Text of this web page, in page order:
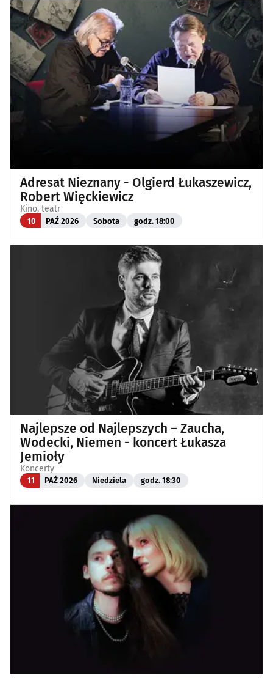
Adresat Nieznany - Olgierd Łukaszewicz,
Robert Więckiewicz
Kino, teatr
10 PAŹ 2026 Sobota godz. 18:00
Najlepsze od Najlepszych – Zaucha,
Wodecki, Niemen - koncert Łukasza
Jemioły
Koncerty
11 PAŹ 2026 Niedziela godz. 18:30